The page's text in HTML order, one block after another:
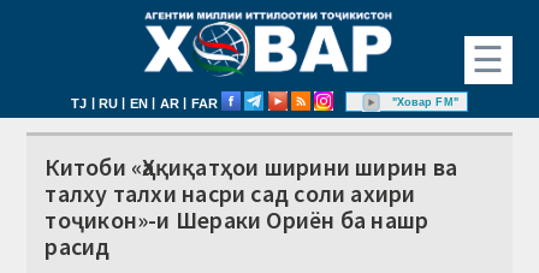
☰
TJ | RU | EN | AR | FAR "Ховар FM"
Китоби «Ҳақиқатҳои ширини ширин ва
талху талхи насри сад соли ахири
тоҷикон»-и Шераки Ориён ба нашр
расид